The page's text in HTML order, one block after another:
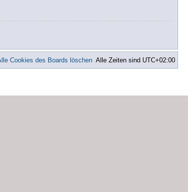
Alle Zeiten sind UTC+02:00
Cookies des Boards löschen